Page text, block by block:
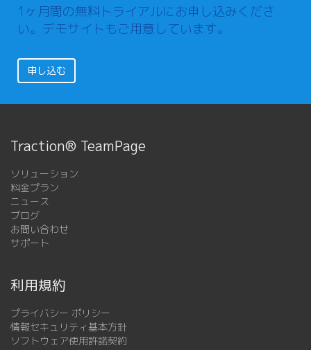
1ヶ月間の無料トライアルにお申し込みくださ
い。デモサイトもご用意しています。
申し込む
Traction® TeamPage
ソリューション
料金プラン
ニュース
ブログ
お問い合わせ
サポート
利用規約
プライバシー ポリシー
情報セキュリティ基本方針
ソフトウェア使用許諾契約